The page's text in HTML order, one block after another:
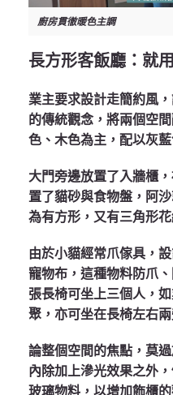
廚房貫徹暖色主調
長方形客飯廳：就
業主要求設計走簡約風
的傳統觀念，將兩個空
色、木色為主，配以灰
大門旁邊放置了入牆櫃
置了貓砂與食物盤，阿
為有方形，又有三角形
由於小貓經常爪傢具，
寵物布，這種物料防爪
張長椅可坐上三個人，
聚，亦可坐在長椅左右兩
論整個空間的焦點，莫
內除加上滲光效果之外
玻璃物料，以增加飾櫃